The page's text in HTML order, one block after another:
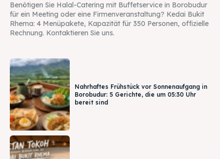
Benötigen Sie Halal-Catering mit Buffetservice in Borobudur
für ein Meeting oder eine Firmenveranstaltung? Kedai Bukit
Rhema: 4 Menüpakete, Kapazität für 350 Personen, offizielle
Rechnung. Kontaktieren Sie uns.
Nahrhaftes Frühstück vor Sonnenaufgang in
Borobudur: 5 Gerichte, die um 05:30 Uhr
bereit sind